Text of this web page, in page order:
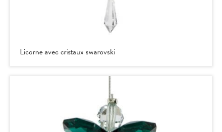
Licorne avec cristaux swarovski